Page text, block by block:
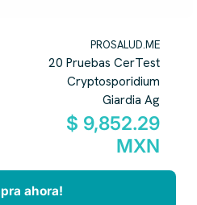
PROSALUD.ME
20 Pruebas CerTest
Cryptosporidium
Giardia Ag
$ 9,852.29
MXN
ahora!